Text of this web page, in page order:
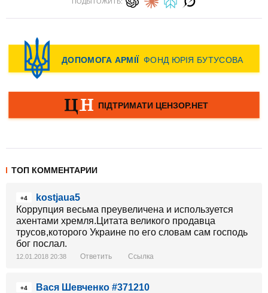
ТОП КОММЕНТАРИИ
+4
kostjaua5
Коррупция весьма преувеличена и используется
ахентами хремля.Цитата великого продавца
трусов,которого Украине по его словам сам господь
бог послал.
12.01.2018 20:38 Ответить Ссылка
+4
Вася Шевченко #371210